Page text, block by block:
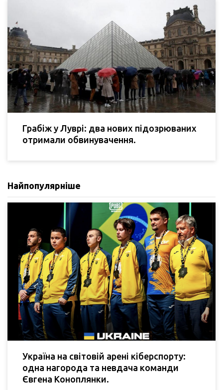
Грабіж у Луврі: два нових підозрюваних
отримали обвинувачення.
Найпопулярніше
Україна на світовій арені кіберспорту:
одна нагорода та невдача команди
Євгена Коноплянки.